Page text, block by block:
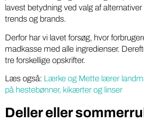
lavest betydning ved valg af
trends og brands.
Derfor har vi lavet forsøg, hvor
madkasse med alle ingredienser.
tre forskellige opskrifter.
Læs også: Lærke og Mette lærer
på hestebønner, kikærter og linser
Deller eller